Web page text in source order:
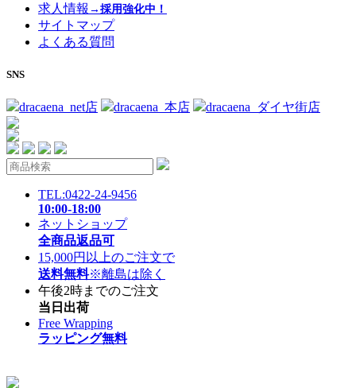
求人情報 →採用強化中！
サイトマップ
よくある質問
SNS
dracaena_net店 dracaena_本店 dracaena_ダイヤ街店
TEL:0422-24-9456
10:00-18:00
ネットショップ
全商品返品可
15,000円以上のご注文で
送料無料※離島は除く
午後2時までのご注文
当日出荷
Free Wrapping
ラッピング無料